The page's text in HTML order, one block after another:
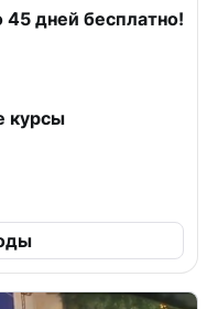
дней бесплатно!
курсы